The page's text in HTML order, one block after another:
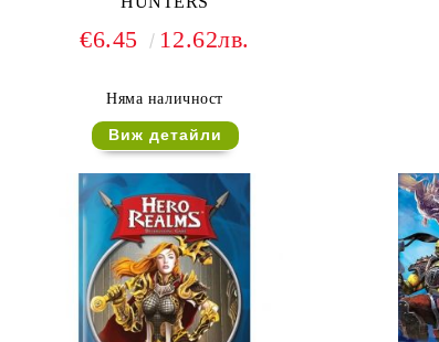
€6.45 12.62лв.
Няма наличност
Виж детайли